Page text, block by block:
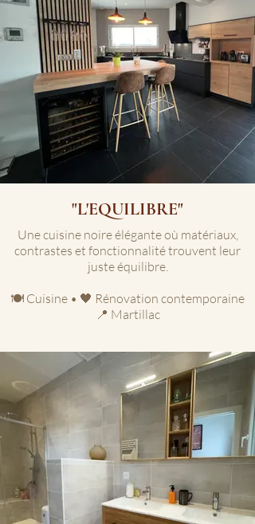
"L'EQUILIBRE"
Une cuisine noire élégante où matériaux,
contrastes et fonctionnalité trouvent leur
juste équilibre.
🍽️ Cuisine • 🖤 Rénovation contemporaine
📍 Martillac